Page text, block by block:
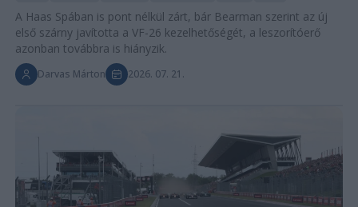
A Haas Spában is pont nélkül zárt, bár Bearman szerint az új
első szárny javította a VF-26 kezelhetőségét, a leszorítóerő
azonban továbbra is hiányzik.
Darvas Márton 2026. 07. 21.